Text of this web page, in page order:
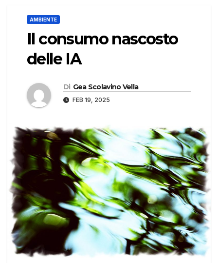
AMBIENTE
Il consumo nascosto
delle IA
Di Gea Scolavino Vella
FEB 19, 2025